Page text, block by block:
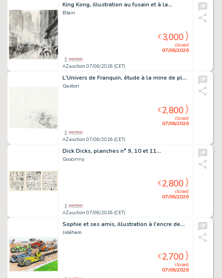
King Kong, illustration au fusain et à la…
Blain
AZ auction 07/06/2026 (CET)
closed
07/06/2026
€3,000
L'Univers de Franquin, étude à la mine de plomb…
Gaston
AZ auction 07/06/2026 (CET)
closed
07/06/2026
€2,800
Dick Dicks, planches n° 9, 10 et 11…
Goscinny
AZ auction 07/06/2026 (CET)
closed
07/06/2026
€2,800
Sophie et ses amis, illustration à l'encre de…
Jidéhem
closed
07/06/2026
€2,700